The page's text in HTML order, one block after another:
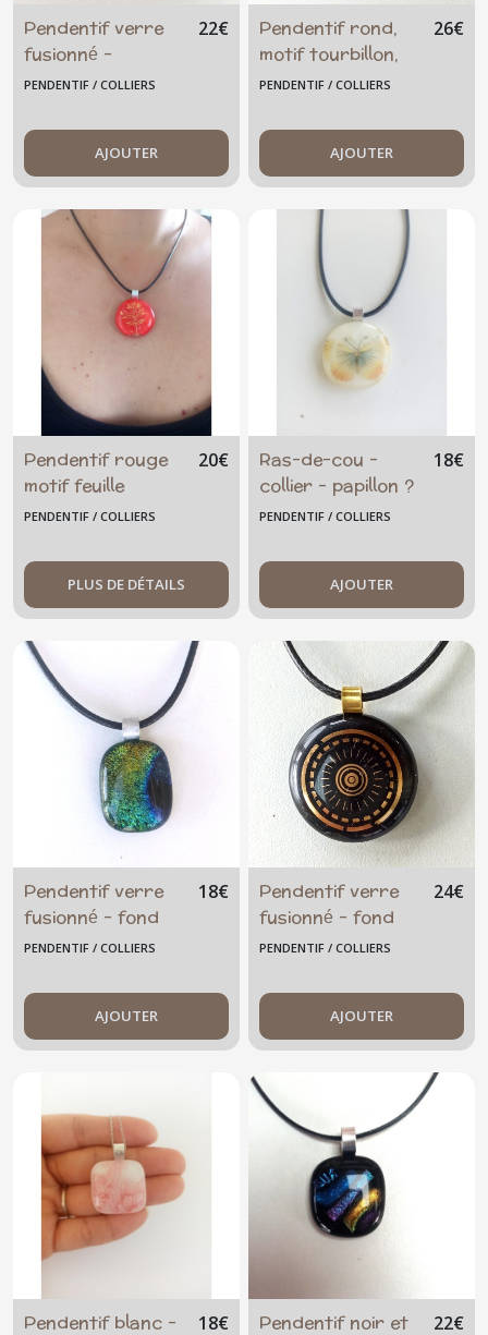
Pendentif verre
fusionné -
ivoire/turquoise
22€
PENDENTIF / COLLIERS
AJOUTER
Pendentif rond,
motif tourbillon,
or et noir
26€
PENDENTIF / COLLIERS
AJOUTER
Pendentif rouge
motif feuille
d'arbre doré
20€
PENDENTIF / COLLIERS
PLUS DE DÉTAILS
Ras-de-cou -
collier - papillon ?
ivoire
18€
PENDENTIF / COLLIERS
AJOUTER
Pendentif verre
fusionné - fond
noir, vert/
18€
PENDENTIF / COLLIERS
AJOUTER
Pendentif verre
fusionné - fond
noir - abeille
24€
PENDENTIF / COLLIERS
AJOUTER
Pendentif blanc -
18€
Pendentif noir et
22€